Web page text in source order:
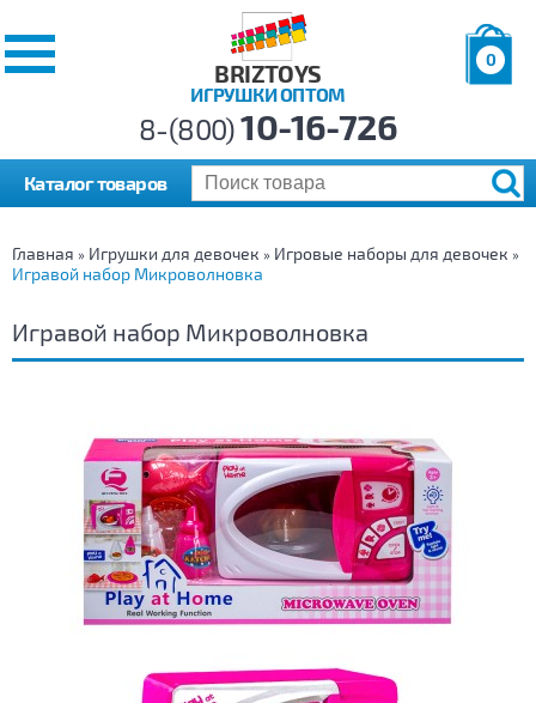
BRIZTOYS
ИГРУШКИ ОПТОМ
0
р.
8-(800)10-16-726
Каталог товаров
Главная » Игрушки для девочек » Игровые наборы для девочек »
Игравой набор Микроволновка
Игравой набор Микроволновка